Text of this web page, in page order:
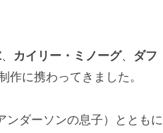
、 カイリー・ミノーグ、 ダフ
作に携わってきました。
ンダーソンの息子）とともに